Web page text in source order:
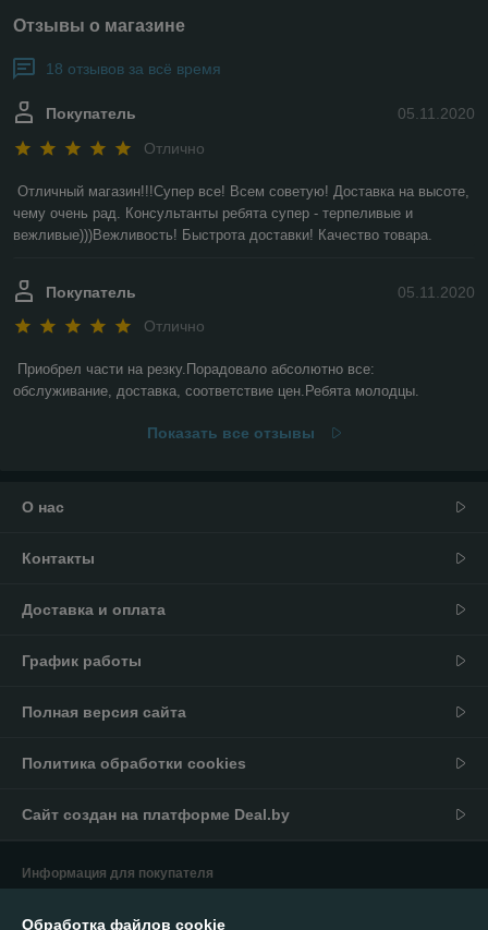
Отзывы о магазине
18 отзывов за всё время
05.11.2020
Покупатель
Отлично
Отличный магазин!!!Супер все! Всем советую! Доставка на высоте,
чему очень рад. Консультанты ребята супер - терпеливые и
вежливые)))Вежливость! Быстрота доставки! Качество товара.
05.11.2020
Покупатель
Отлично
Приобрел части на резку.Порадовало абсолютно все:
обслуживание, доставка, соответствие цен.Ребята молодцы.
Показать все отзывы
О нас
Контакты
Доставка и оплата
График работы
Полная версия сайта
Политика обработки cookies
Сайт создан на платформе Deal.by
Информация для покупателя
«ПлазмаСнабКомплект»
Обработка файлов cookie